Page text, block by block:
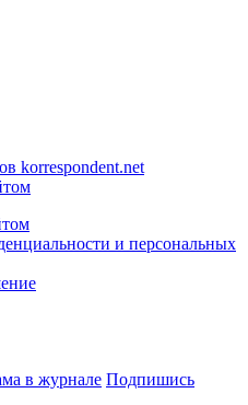
korrespondent.net
и персональных
в журнале Подпишись